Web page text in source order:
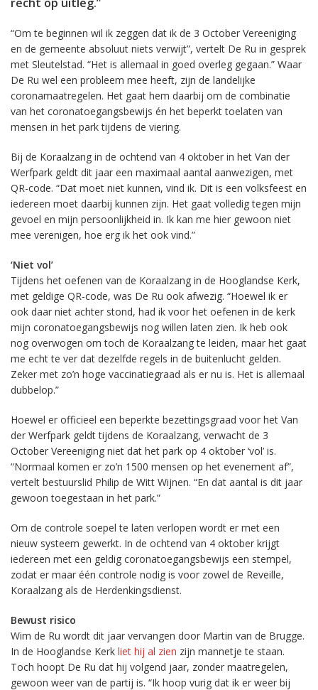
“Om te beginnen wil ik zeggen dat ik de 3 October Vereeniging
en de gemeente absoluut niets verwijt”, vertelt De Ru in gesprek
met Sleutelstad. “Het is allemaal in goed overleg gegaan.” Waar
De Ru wel een probleem mee heeft, zijn de landelijke
coronamaatregelen. Het gaat hem daarbij om de combinatie
van het coronatoegangsbewijs én het beperkt toelaten van
mensen in het park tijdens de viering.
Bij de Koraalzang in de ochtend van 4 oktober in het Van der
Werfpark geldt dit jaar een maximaal aantal aanwezigen, met
QR-code. “Dat moet niet kunnen, vind ik. Dit is een volksfeest en
iedereen moet daarbij kunnen zijn. Het gaat volledig tegen mijn
gevoel en mijn persoonlijkheid in. Ik kan me hier gewoon niet
mee verenigen, hoe erg ik het ook vind.”
‘Niet vol’
Tijdens het oefenen van de Koraalzang in de Hooglandse Kerk,
met geldige QR-code, was De Ru ook afwezig. “Hoewel ik er
ook daar niet achter stond, had ik voor het oefenen in de kerk
mijn coronatoegangsbewijs nog willen laten zien. Ik heb ook
nog overwogen om toch de Koraalzang te leiden, maar het gaat
me echt te ver dat dezelfde regels in de buitenlucht gelden.
Zeker met zo’n hoge vaccinatiegraad als er nu is. Het is allemaal
dubbelop.”
Hoewel er officieel een beperkte bezettingsgraad voor het Van
der Werfpark geldt tijdens de Koraalzang, verwacht de 3
October Vereeniging niet dat het park op 4 oktober ‘vol’ is.
“Normaal komen er zo’n 1500 mensen op het evenement af”,
vertelt bestuurslid Philip de Witt Wijnen. “En dat aantal is dit jaar
gewoon toegestaan in het park.”
Om de controle soepel te laten verlopen wordt er met een
nieuw systeem gewerkt. In de ochtend van 4 oktober krijgt
iedereen met een geldig coronatoegangsbewijs een stempel,
zodat er maar één controle nodig is voor zowel de Reveille,
Koraalzang als de Herdenkingsdienst.
Bewust risico
Wim de Ru wordt dit jaar vervangen door Martin van de Brugge.
In de Hooglandse Kerk liet hij al zien zijn mannetje te staan.
Toch hoopt De Ru dat hij volgend jaar, zonder maatregelen,
gewoon weer van de partij is. “Ik hoop vurig dat ik er weer bij